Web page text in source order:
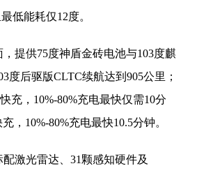
低能耗仅12度。
提供75度神盾金砖电池与103度麒
度后驱版CLTC续航达到905公里；
充，10%-80%充电最快仅需10分
，10%-80%充电最快10.5分钟。
激光雷达、31颗感知硬件及